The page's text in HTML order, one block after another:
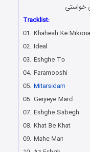
خواستی
Tracklist:
01. Khahesh Ke
02. Ideal
03. Eshghe To
04. Faramooshi
05.Mitarsidam
06. Geryeye Mard
07. Eshghe Sabegh
08. Khat Be Khat
09. Mahe Man